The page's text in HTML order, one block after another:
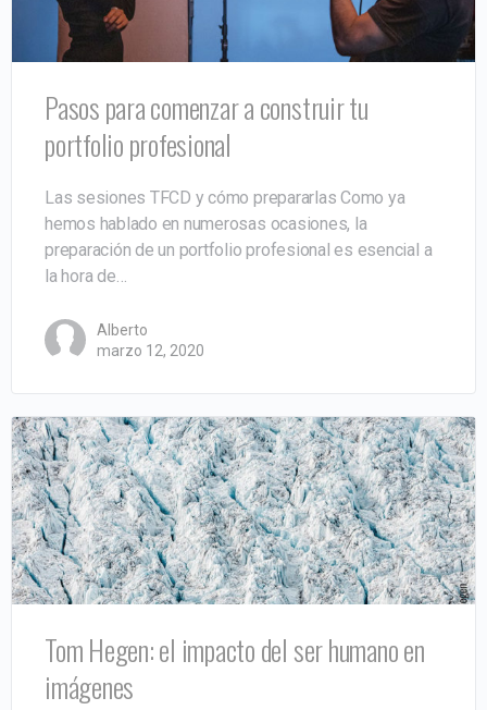
Pasos para comenzar a construir tu
portfolio profesional
Las sesiones TFCD y cómo prepararlas Como ya
hemos hablado en numerosas ocasiones, la
preparación de un portfolio profesional es esencial a
la hora de…
Alberto
marzo 12, 2020
Tom Hegen: el impacto del ser humano en
imágenes